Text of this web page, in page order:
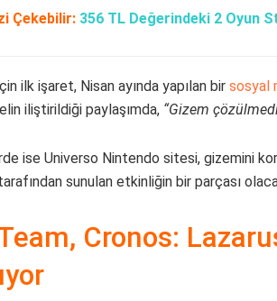
Çekebilir: 356 TL Değerindeki 2 Oyun
ilk işaret, Nisan ayında yapılan bir sosyal
iliştirildiği paylaşımda, “Gizem
ise Universo Nintendo sitesi, gizemini
sunulan etkinliğin bir parçası
Cronos: